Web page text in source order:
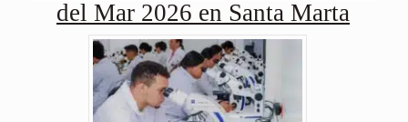
del Mar 2026 en Santa Marta